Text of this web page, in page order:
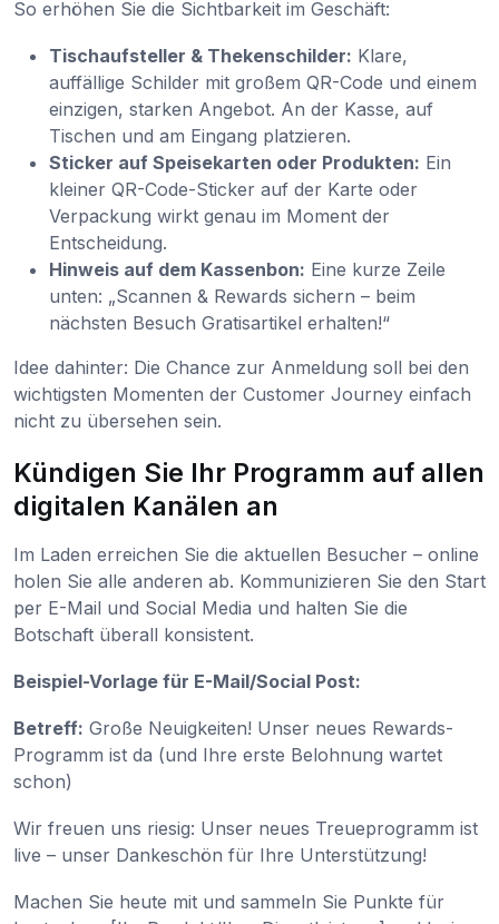
So erhöhen Sie die Sichtbarkeit im Geschäft:
Tischaufsteller & Thekenschilder: Klare,
auffällige Schilder mit großem QR-Code und einem
einzigen, starken Angebot. An der Kasse, auf
Tischen und am Eingang platzieren.
Sticker auf Speisekarten oder Produkten: Ein
kleiner QR-Code-Sticker auf der Karte oder
Verpackung wirkt genau im Moment der
Entscheidung.
Hinweis auf dem Kassenbon: Eine kurze Zeile
unten: „Scannen & Rewards sichern – beim
nächsten Besuch Gratisartikel erhalten!“
Idee dahinter: Die Chance zur Anmeldung soll bei den
wichtigsten Momenten der Customer Journey einfach
nicht zu übersehen sein.
Kündigen Sie Ihr Programm auf allen
digitalen Kanälen an
Im Laden erreichen Sie die aktuellen Besucher – online
holen Sie alle anderen ab. Kommunizieren Sie den Start
per E-Mail und Social Media und halten Sie die
Botschaft überall konsistent.
Beispiel-Vorlage für E-Mail/Social Post:
Betreff: Große Neuigkeiten! Unser neues Rewards-
Programm ist da (und Ihre erste Belohnung wartet
schon)
Wir freuen uns riesig: Unser neues Treueprogramm ist
live – unser Dankeschön für Ihre Unterstützung!
Machen Sie heute mit und sammeln Sie Punkte für